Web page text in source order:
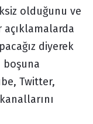
olduğunu ve
açıklamalarda
diyerek
boşuna
Twitter,